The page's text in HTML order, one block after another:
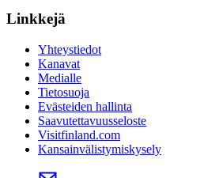
Linkkejä
Yhteystiedot
Kanavat
Medialle
Tietosuoja
Evästeiden hallinta
Saavutettavuusseloste
Visitfinland.com
Kansainvälistymiskysely